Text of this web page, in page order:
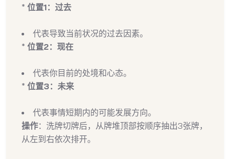
* 位置1：过去
代表导致当前状况的过去因素。
* 位置2：现在
代表你目前的处境和心态。
* 位置3：未来
代表事情短期内的可能发展方向。
操作：洗牌切牌后，从牌堆顶部按顺序抽出3张牌，
从左到右依次排开。